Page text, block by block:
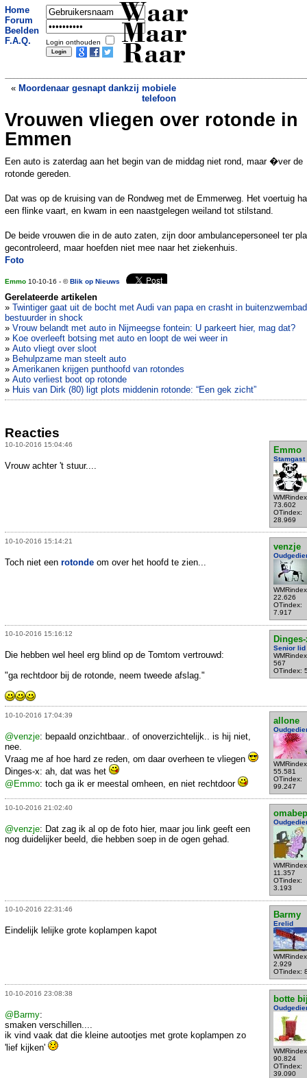
Home
Forum
Beelden
F.A.Q.
Login onthouden
Waar
Maar
Raar
« Moordenaar gesnapt dankzij mobiele
telefoon
Cybercriminelen maken handig
misbruik van orkaan Matthew»
Vrouwen vliegen over rotonde in
Emmen
Een auto is zaterdag aan het begin van de middag niet rond, maar �ver de
rotonde gereden.
Dat was op de kruising van de Rondweg met de Emmerweg. Het voertuig
een flinke vaart, en kwam in een naastgelegen weiland tot stilstand.
De beide vrouwen die in de auto zaten, zijn door ambulancepersoneel ter
gecontroleerd, maar hoefden niet mee naar het ziekenhuis.
Foto
Emmo 10-10-16 - ©Blik op Nieuws
Gerelateerde artikelen
» Twintiger gaat uit de bocht met Audi van papa en crasht in
bestuurder in shock
» Vrouw belandt met auto in Nijmeegse fontein: U parkeert hier, mag dat?
» Koe overleeft botsing met auto en loopt de wei weer in
» Auto vliegt over sloot
» Behulpzame man steelt auto
» Amerikanen krijgen punthoofd van rotondes
» Auto verliest boot op rotonde
» Huis van Dirk (80) ligt plots middenin rotonde: “Een gek zicht”
Reacties
10-10-2016 15:04:46
Emmo
Stamgast
73.602
OTindex:
28.969
Vrouw achter 't stuur....
10-10-2016 15:14:21
venzje
22.626
OTindex:
7.917
Toch niet een rotonde om over het hoofd te zien...
10-10-2016 15:16:12
Senior lid
567
OTindex:
Die hebben wel heel erg blind op de Tomtom vertrouwd:
"ga rechtdoor bij de rotonde, neem tweede afslag."
10-10-2016 17:04:39
allone
55.581
OTindex:
99.247
@venzje: bepaald onzichtbaar.. of onoverzichtelijk.. is hij niet,
nee.
Vraag me af hoe hard ze reden, om daar overheen te vliegen
Dinges-x: ah, dat was het
@Emmo: toch ga ik er meestal omheen, en niet rechtdoor
10-10-2016 21:02:40
omabep
11.357
OTindex:
3.193
@venzje: Dat zag ik al op de foto hier, maar jou link geeft een
nog duidelijker beeld, die hebben soep in de ogen gehad.
10-10-2016 22:31:46
Barmy
Erelid
2.929
OTindex:
Eindelijk lelijke grote koplampen kapot
10-10-2016 23:08:38
botte
90.824
OTindex:
39.090
@Barmy:
smaken verschillen....
ik vind vaak dat die kleine autootjes met grote koplampen zo
'lief kijken'